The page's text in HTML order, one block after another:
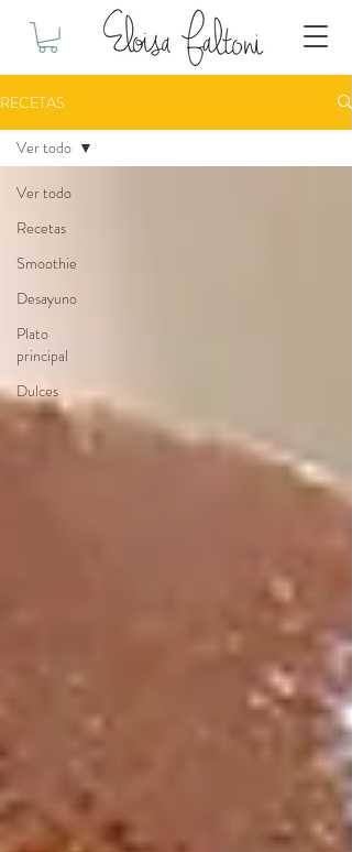
RECETAS
Ver todo
Recetas
Smoothie
Desayuno
Plato
principal
Dulces
Ver todo